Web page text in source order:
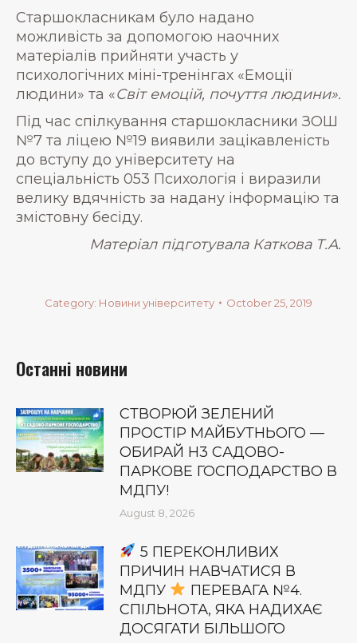
Старшокласникам було надано
можливість за допомогою наочних
матеріалів прийняти участь у
психологічних міні-тренінгах «Емоції
людини» та «Світ емоцій, почуттялюдини».
Під час спілкування старшокласники ЗОШ
№7 та ліцею №19 виявили зацікавленість
до вступу до університету на
спеціальність 053 Психологія і виразили
велику вдячність за надану інформацію та
змістовну бесіду.
Матеріал підготувала Каткова Т.А.
Category: Новини університету October 25, 2019
Останні новини
СТВОРЮЙ ЗЕЛЕНИЙ
ПРОСТІР МАЙБУТНЬОГО —
ОБИРАЙ Н3 САДОВО-
ПАРКОВЕ ГОСПОДАРСТВО В
МДПУ!
August 8, 2026
5 ПЕРЕКОНЛИВИХ
ПРИЧИН НАВЧАТИСЯ В
МДПУ
ПЕРЕВАГА №4.
СПІЛЬНОТА, ЯКА НАДИХАЄ
ДОСЯГАТИ БІЛЬШОГО